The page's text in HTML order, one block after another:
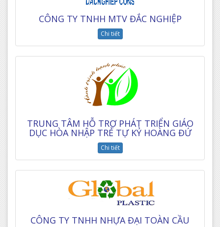
CÔNG TY TNHH MTV ĐẮC NGHIỆP
Chi tiết
TRUNG TÂM HỖ TRỢ PHÁT TRIỂN GIÁO
DỤC HÒA NHẬP TRẺ TỰ KỶ HOÀNG ĐỨ
Chi tiết
CÔNG TY TNHH NHỰA ĐẠI TOÀN CẦU